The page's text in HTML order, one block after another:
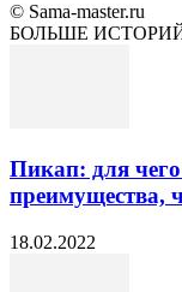
© Sama-master.ru
БОЛЬШЕ
Пикап: для
преимущества,
18.02.2022